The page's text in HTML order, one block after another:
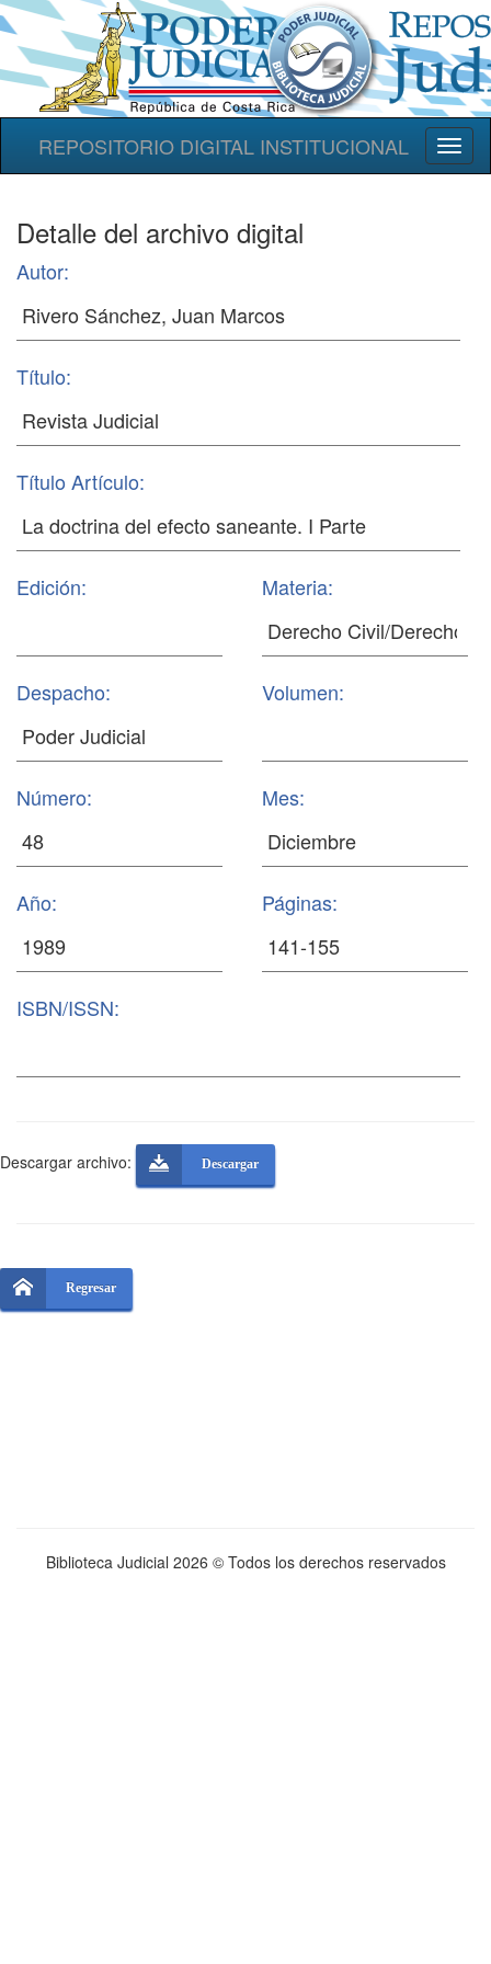
REPOSITORIO DIGITAL INSTITUCIONAL
Detalle del archivo digital
Autor:
Título:
Título Artículo:
Edición: Materia:
Despacho: Volumen:
Número: Mes:
Año: Páginas:
ISBN/ISSN:
Descargar archivo: Descargar
Regresar
Biblioteca Judicial 2026 © Todos los derechos reservados